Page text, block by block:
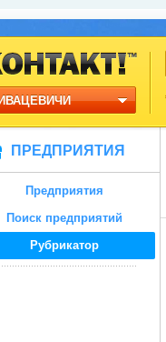
ПРЕДПРИЯТИЯ
Предприятия
Поиск предприятий
Рубрикатор